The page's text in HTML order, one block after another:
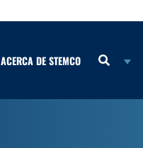
ACERCA DE STEMCO